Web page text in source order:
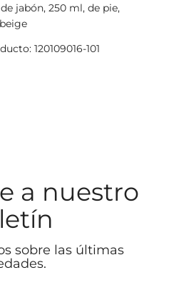
jabón, 250 ml, de pie,
beige
120109016-101
a nuestro
sobre las últimas